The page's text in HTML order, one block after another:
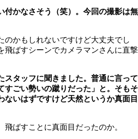
かなさそう（笑）。今回の撮影は無
かもしれないですけど大丈夫でし
飛ばすシーンでカメラマンさんに直撃
タッフに聞きました。普通に言って
すごい勢いの蹴りだった」と。そもそ
ないはずですけど天然というか真面目
ばすことに真面目だったのか。